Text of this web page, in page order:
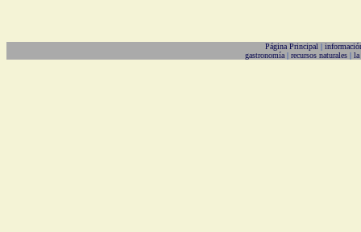
Página Principal |
gastronomía | recursos naturales| la